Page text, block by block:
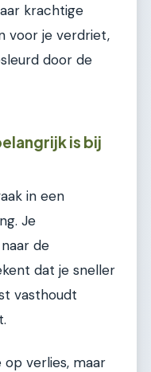
krachtige
voor je verdriet,
door de
is bij
in een
Je
de
dat je sneller
vasthoudt
op verlies, maar